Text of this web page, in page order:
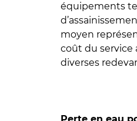
équipements
moyen
coût du service
diverses